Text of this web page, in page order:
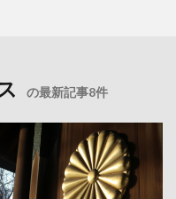
の最新記事8件